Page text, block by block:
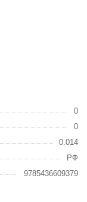
0
0
0.014
РФ
9785436609379